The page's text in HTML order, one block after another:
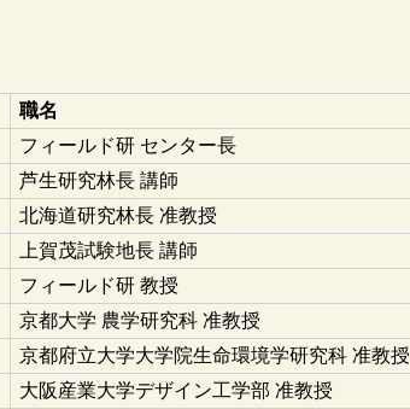
職名
フィールド研 センター長
芦生研究林長 講師
北海道研究林長 准教授
上賀茂試験地長 講師
フィールド研 教授
京都大学 農学研究科 准教授
京都府立大学大学院生命環境学研究科 准教授
大阪産業大学デザイン工学部 准教授